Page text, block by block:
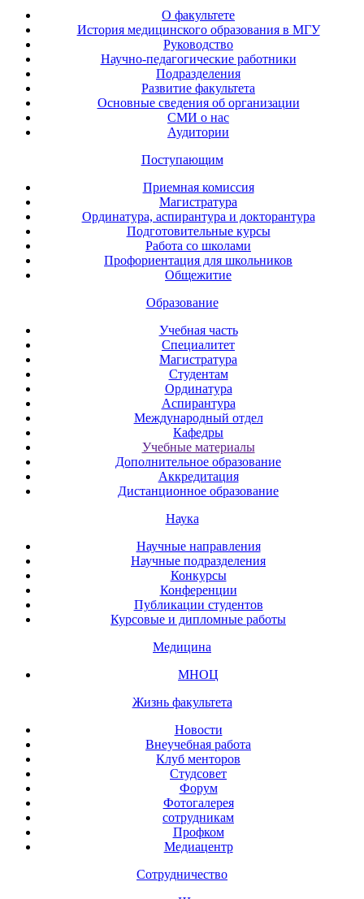
О факультете
История медицинского образования в МГУ
Руководство
Научно-педагогические работники
Подразделения
Развитие факультета
Основные сведения об организации
СМИ о нас
Аудитории
Поступающим
Приемная комиссия
Магистратура
Ординатура, аспирантура и докторантура
Подготовительные курсы
Работа со школами
Профориентация для школьников
Общежитие
Образование
Учебная часть
Специалитет
Магистратура
Студентам
Ординатура
Аспирантура
Международный отдел
Кафедры
Учебные материалы
Дополнительное образование
Аккредитация
Дистанционное образование
Наука
Научные направления
Научные подразделения
Конкурсы
Конференции
Публикации студентов
Курсовые и дипломные работы
Медицина
МНОЦ
Жизнь факультета
Новости
Внеучебная работа
Клуб менторов
Студсовет
Форум
Фотогалерея
сотрудникам
Профком
Медиацентр
Сотрудничество